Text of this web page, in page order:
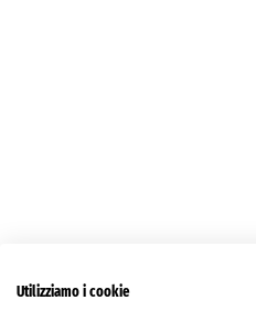
Utilizziamo i cookie